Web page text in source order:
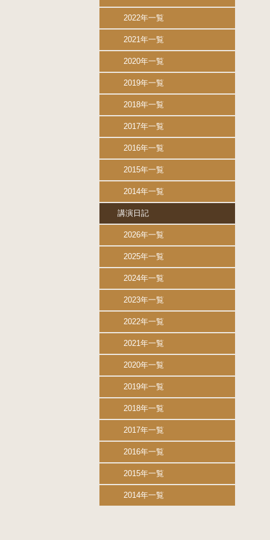
2022年一覧
2021年一覧
2020年一覧
2019年一覧
2018年一覧
2017年一覧
2016年一覧
2015年一覧
2014年一覧
講演日記
2026年一覧
2025年一覧
2024年一覧
2023年一覧
2022年一覧
2021年一覧
2020年一覧
2019年一覧
2018年一覧
2017年一覧
2016年一覧
2015年一覧
2014年一覧